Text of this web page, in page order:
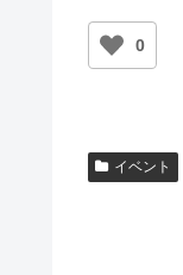
0
イベント